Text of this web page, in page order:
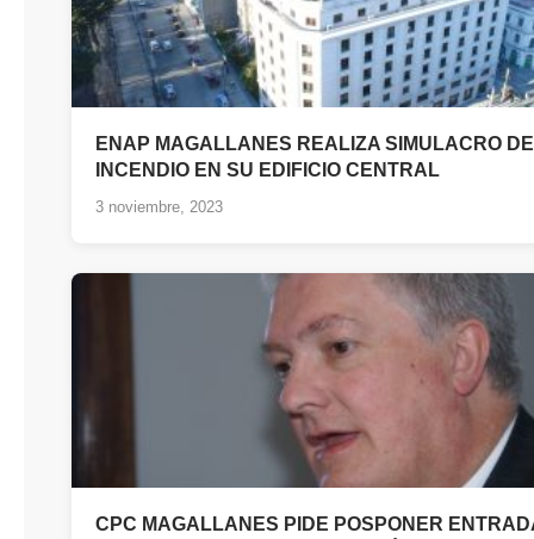
ENAP MAGALLANES REALIZA SIMULACRO DE
INCENDIO EN SU EDIFICIO CENTRAL
3 noviembre, 2023
CPC MAGALLANES PIDE POSPONER